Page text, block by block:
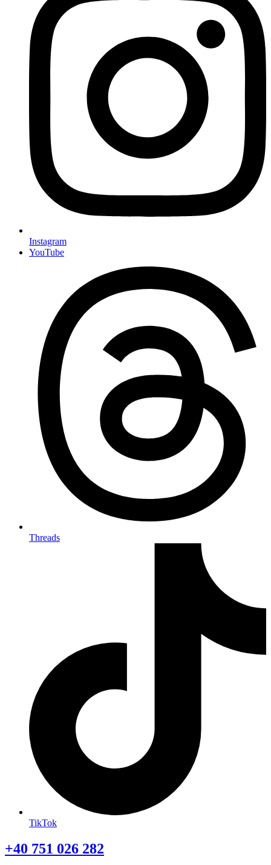
Instagram
YouTube
Threads
TikTok
+40 751 026 282